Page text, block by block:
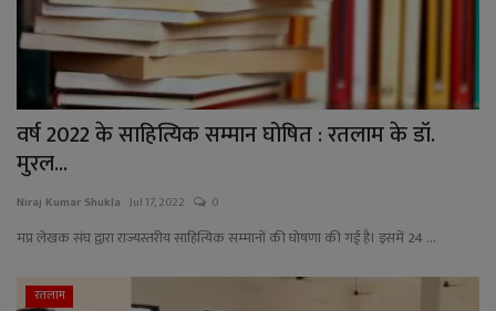
वर्ष 2022 के साहित्यिक सम्मान घोषित : रतलाम के डॉ.
मुरल...
Niraj Kumar Shukla Jul 17, 2022 0
मप्र लेखक संघ द्वारा राज्यस्तरीय साहित्यिक सम्मानों की घोषणा की गई है। इसमें 24 ...
रतलाम